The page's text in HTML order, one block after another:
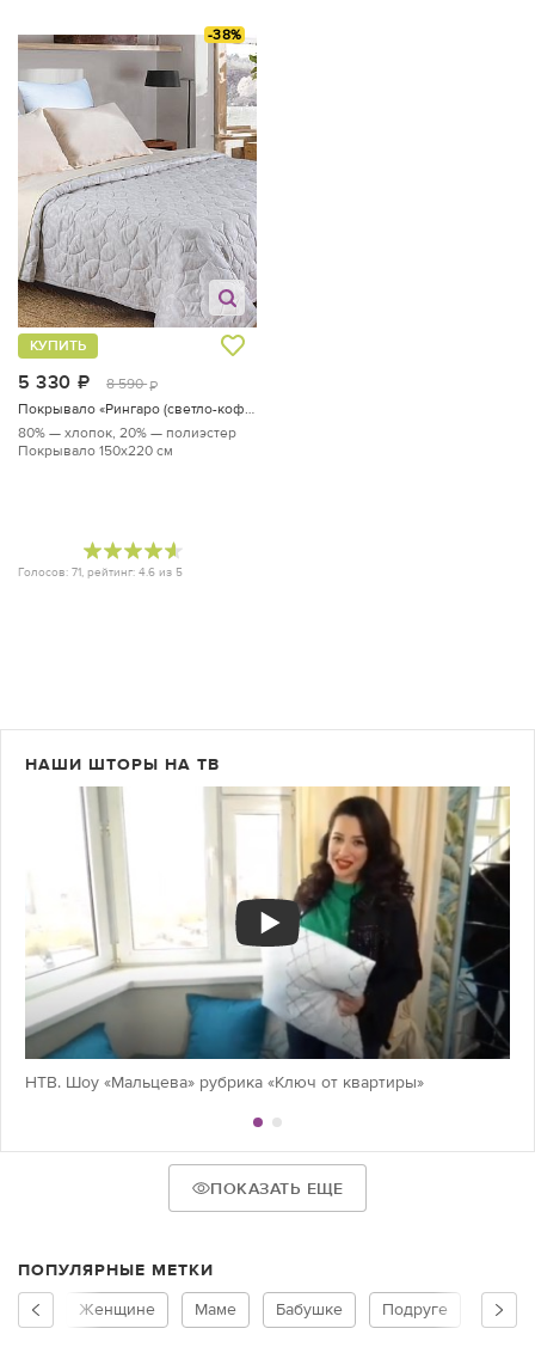
-38%
5 330 руб.
8 590 руб.
КУПИТЬ
Покрывало «Рингаро (светло-кофейный)»
80% — хлопок, 20% — полиэстер
Покрывало 150х220 см
Голосов: 71, рейтинг: 4.6 из 5
НАШИ ШТОРЫ НА ТВ
НТВ. Шоу «Мальцева» рубрика «Ключ от квартиры»
ПОКАЗАТЬ ЕЩЕ
ПОПУЛЯРНЫЕ МЕТКИ
Женщине
Маме Бабушке Подруге